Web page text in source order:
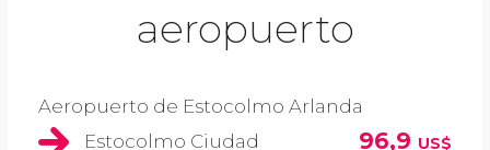
aeropuerto
Aeropuerto de Estocolmo Arlanda
Estocolmo Ciudad
96,9 US$